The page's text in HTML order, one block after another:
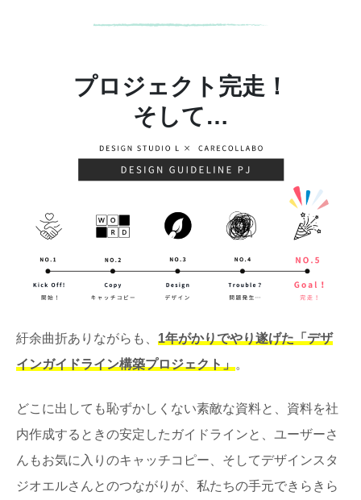
プロジェクト完走！
そして…
紆余曲折ありながらも、 1年がかりでやり遂げた「デザ
インガイドライン構築プロジェクト」。
どこに出しても恥ずかしくない素敵な資料と、資料を社
内作成するときの安定したガイドラインと、ユーザーさ
んもお気に入りのキャッチコピー、そしてデザインスタ
ジオエルさんとのつながりが、私たちの手元できらきら